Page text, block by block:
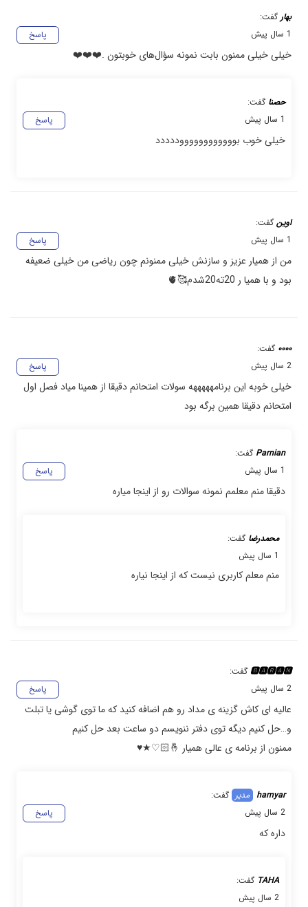
بهار گفت:
پاسخ
1 سال پیش
خیلی خیلی ممنون بابت نمونه سؤال‌های خوبتون .❤️❤️❤️
حصنا گفت:
پاسخ
1 سال پیش
خیلی خوب بووووووووووووددددد
اوین گفت:
پاسخ
1 سال پیش
من از همیار عزیز و سازنش خیلی ممنونم چون ریاضی من خیلی ضعیفه
بود و با همیا ر 20ته20شدم🥰🫀
۰۰۰۰ گفت:
پاسخ
2 سال پیش
خیلی خوبه این برنامهههههه سولات امتحانم دقیقا از همینا میاد فصل اول
امتحانم دقیقا همین برگه بود
Parnian گفت:
پاسخ
1 سال پیش
دقیقا منم معلمم نمونه سوالات رو از اینجا میاره
محمدرضا گفت:
1 سال پیش
منم معلم کاربری نیست که از اینجا نیاره
🅱🅰🆁🅰🅽 گفت:
پاسخ
2 سال پیش
عالیه ای کاش گزینه ی مداد رو هم اضافه کنید که ما توی گوشی یا تبلت
و…حل کنیم دیگه توی دفتر ننویسم دو ساعت بعد حل کنیم
ممنون از برنامه ی عالی همیار 🤞🏻♡★♥︎
hamyar
گفت:
پاسخ
2 سال پیش
داره که
TAHA گفت:
2 سال پیش